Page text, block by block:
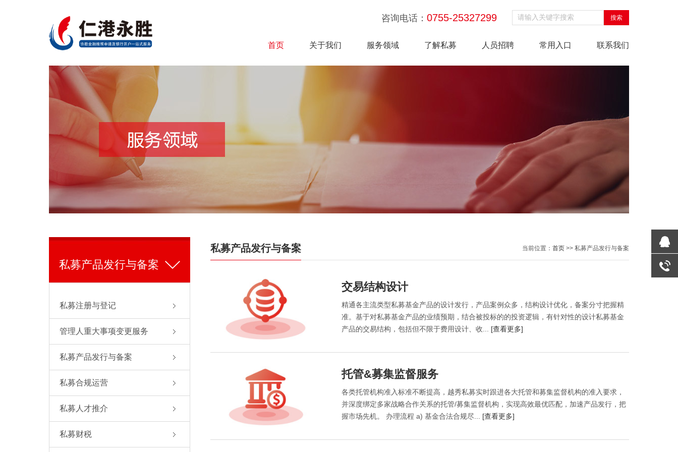
咨询电话： 0755-25327299
首页 关于我们 服务领域 了解私募 人员招聘 常用入口 联系我们
私募产品发行与备案
私募注册与登记
管理人重大事项变更服务
私募产品发行与备案
私募合规运营
私募人才推介
私募财税
当前位置： 首页 >> 私募产品发行与备案
私募产品发行与备案
交易结构设计
精通各主流类型私募基金产品的设计发行，产品案例众多，结构设计优化，备案分寸把握精
准。基于对私募基金产品的业绩预期，结合被投标的的投资逻辑，有针对性的设计私募基金
产品的交易结构，包括但不限于费用设计、收... [查看更多]
托管&募集监督服务
各类托管机构准入标准不断提高，越秀私募实时跟进各大托管和募集监督机构的准入要求，
并深度绑定多家战略合作关系的托管/募集监督机构，实现高效最优匹配，加速产品发行，把
握市场先机。 办理流程 a) 基金合法合规尽... [查看更多]
QQ咨询